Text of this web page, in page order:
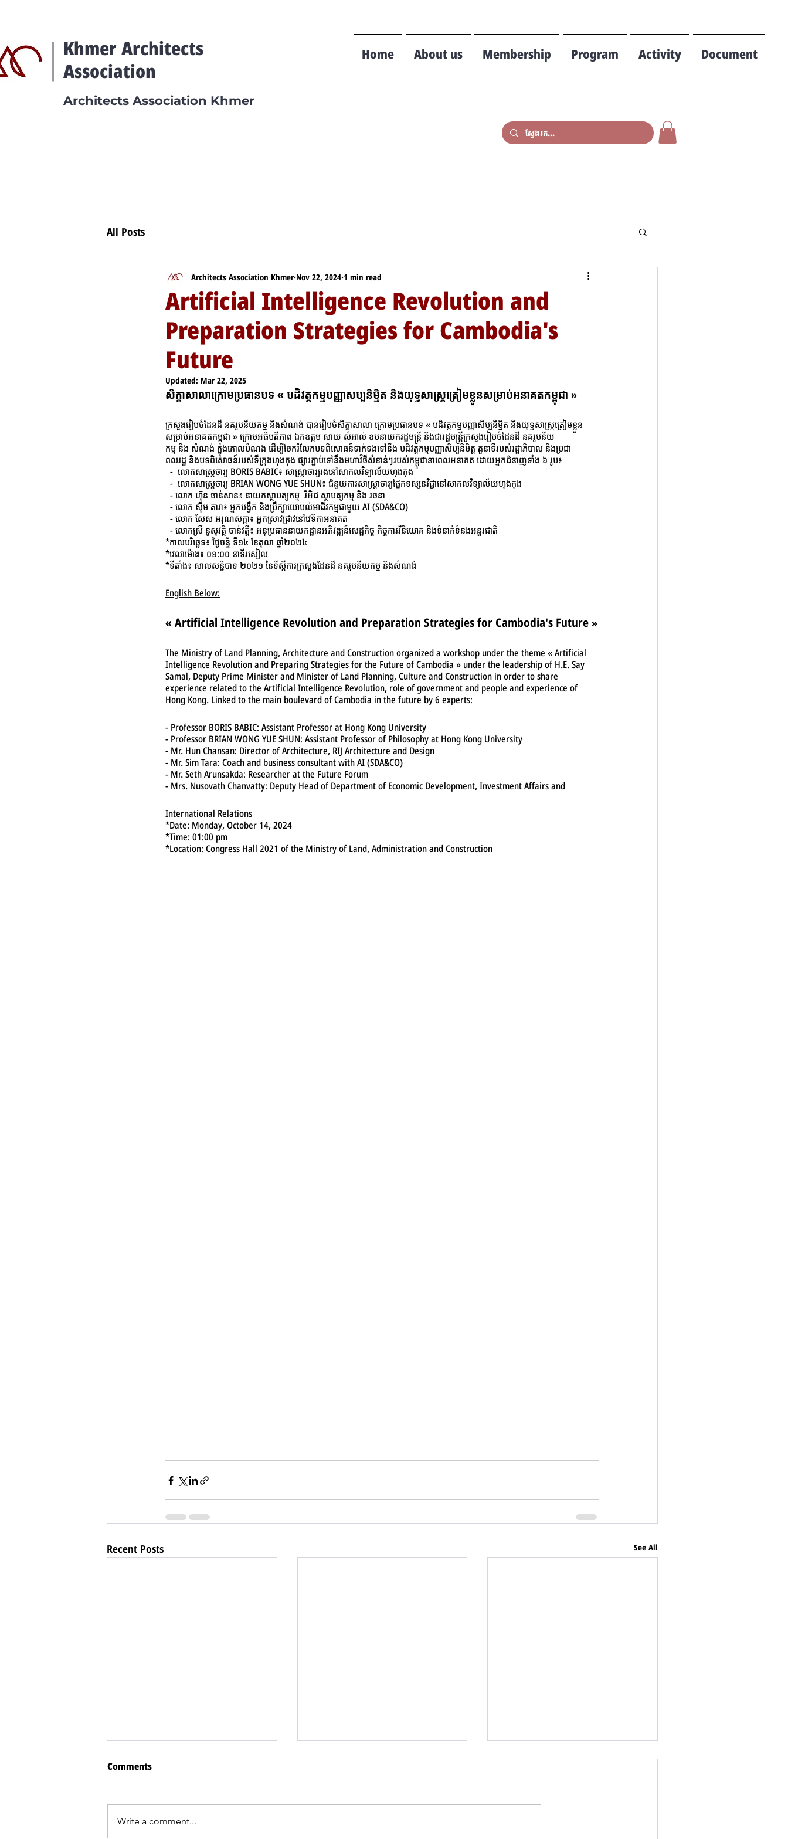
Khmer Architects
Association
Home About us Membership Program Activity Document
Architects Association Khmer
All Posts
Artificial Intelligence Revolution and
Preparation Strategies for Cambodia's
Future
Architects Association Khmer Nov 22, 2024 1 min read
Updated: Mar 22, 2025
សិក្ខាសាលាក្រោមប្រធានបទ « បដិវត្តកម្មបញ្ញាសប្បនិម្មិត និងយុទ្ធសាស្ត្រត្រៀមខ្លួនសម្រាប់អនាគតកម្ពុជា »
ក្រសួងរៀបចំដែនដី នគរូបនីយកម្ម និងសំណង់ បានរៀបចំសិក្ខាសាលា ក្រោមប្រធានបទ « បដិវត្តកម្មបញ្ញាសិប្បនិម្មិត និងយុទ្ធសាស្ត្រត្រៀមខ្លួន
សម្រាប់អនាគតកម្ពុជា » ក្រោមអធិបតីភាព ឯកឧត្តម សាយ សំអាល់ ឧបនាយករដ្ឋមន្ត្រី និងជារដ្ឋមន្ត្រី​ក្រសួងរៀបចំដែនដី នគរូបនីយ
កម្ម និង សំណង់ ក្នុងគោលបំណង ដើម្បីចែករំលែកបទពិសោធន៍ទាក់ទងទៅនឹង បដិវត្តកម្មបញ្ញាសិប្បនិមិត្ត តួនាទីរបស់រដ្ឋាភិបាល និងប្រជា
ពលរដ្ឋ និងបទពិសោធន៍របស់ទីក្រុងហុងកុង ផ្សារភ្ជាប់ទៅនឹងមហាវិថីសំខាន់ៗរបស់កម្ពុជានាពេលអនាគត ដោយអ្នកជំនាញទាំង ៦ រូប៖
​​  -  លោកសាស្រ្តចារ្យ BORIS BABIC៖ សាស្ត្រាចារ្យរងនៅសាកលវិទ្យាល័យហុងកុង
-  លោកសាស្រ្តចារ្យ BRIAN WONG YUE SHUN៖ ជំនួយការសាស្រ្តាចារ្យផ្នែកទស្សនវិជ្ជានៅសាកលវិទ្យាល័យហុងកុង
- លោក ហ៊ុន ចាន់សាន៖ នាយកស្ថាបត្យកម្ម  រីអិជ ស្ថាបត្យកម្ម​ និង រចនា
- លោក ស៊ីម តារា៖ អ្នកបង្វឹក និងប្រឹក្សាយោបល់អាជីវកម្មជាមួយ AI (SDA&CO)
- លោក សែស អរុណសក្តា៖ អ្នកស្រាវជ្រាវនៅវេទិកាអនាគត
-​​ លោកស្រី នូសុវត្ថិ ចាន់វត្តី៖ អនុប្រធាននាយកដ្ឋានអភិវឌ្ឍន៍សេដ្ឋកិច្ច​ កិច្ចការវិនិយោគ​ និងទំនាក់ទំនងអន្តរជាតិ
*កាលបរិច្ឆេទ៖ ថ្ងៃចន្ទ័ ទី១៤ ខែតុលា ឆ្នាំ២០២៤
*វេលាម៉ោង៖ ០១:០០ នាទីរសៀល
*ទីតាំង៖ សាលសន្និបាទ ២០២១ នៃទីស្ដីការក្រសួងដែនដី នគរូបនីយកម្ម និងសំណង់
English Below:
« Artificial Intelligence Revolution and Preparation Strategies for Cambodia's Future »
The Ministry of Land Planning, Architecture and Construction organized a workshop under the theme « Artificial
Intelligence Revolution and Preparing Strategies for the Future of Cambodia » under the leadership of H.E. Say
Samal, Deputy Prime Minister and Minister of Land Planning, Culture and Construction in order to share
experience related to the Artificial Intelligence Revolution, role of government and people and experience of
Hong Kong. Linked to the main boulevard of Cambodia in the future by 6 experts:
- Professor BORIS BABIC: Assistant Professor at Hong Kong University
- Professor BRIAN WONG YUE SHUN: Assistant Professor of Philosophy at Hong Kong University
- Mr. Hun Chansan: Director of Architecture, RIJ Architecture and Design
- Mr. Sim Tara: Coach and business consultant with AI (SDA&CO)
- Mr. Seth Arunsakda: Researcher at the Future Forum
- Mrs. Nusovath Chanvatty: Deputy Head of Department of Economic Development, Investment Affairs and
International Relations
*Date: Monday, October 14, 2024
*Time: 01:00 pm
*Location: Congress Hall 2021 of the Ministry of Land, Administration and Construction
Recent Posts See All
Comments
Write a comment...